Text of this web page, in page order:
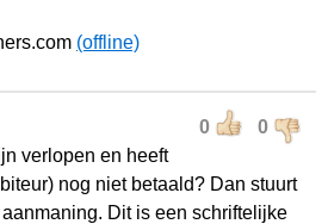
(offline)
0 0
verlopen en heeft
nog niet betaald? Dan stuurt
Dit is een schriftelijke